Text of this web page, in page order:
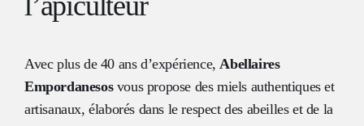
Avec plus de 40 ans d’expérience, Abellaires
Empordanesosvous propose des miels authentiques et
artisanaux, élaborés dans le respect des abeilles et de la